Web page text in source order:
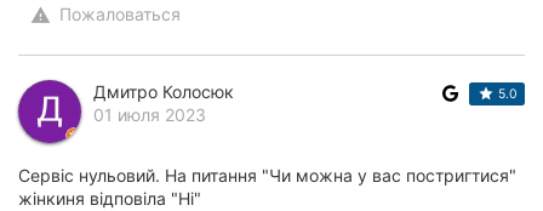
warning Пожаловаться
Дмитро Колосюк
01 июля 2023
5.0
Сервіс нульовий. На питання "Чи можна у вас постригтися"
жінкиня відповіла "Ні"